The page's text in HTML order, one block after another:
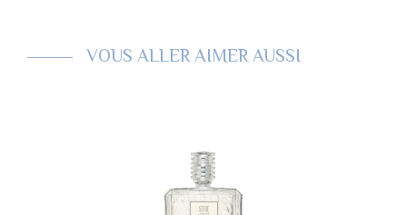
VOUS ALLER AIMER AUSSI